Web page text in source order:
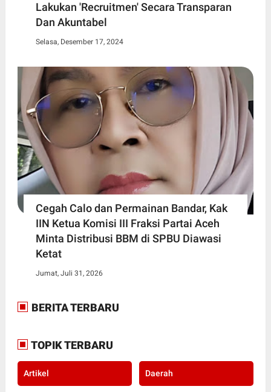
Lakukan 'Recruitmen' Secara Transparan
Dan Akuntabel
Selasa, Desember 17, 2024
Cegah Calo dan Permainan Bandar, Kak
IIN Ketua Komisi III Fraksi Partai Aceh
Minta Distribusi BBM di SPBU Diawasi
Ketat
Jumat, Juli 31, 2026
BERITA TERBARU
TOPIK TERBARU
Artikel Daerah